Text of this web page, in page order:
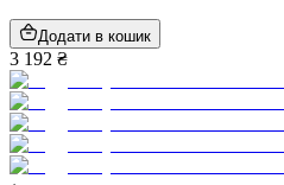
Додати в кошик
3 192 ₴